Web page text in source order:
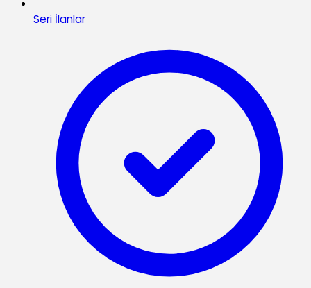
Seri İlanlar